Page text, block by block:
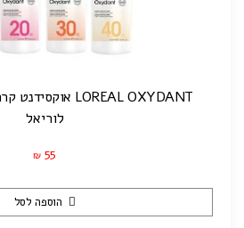
LOREAL OXYDANT אוקסידנט קרם חמצן | 1000 מ”ל
לוריאל
₪ 55
הוספה לסל